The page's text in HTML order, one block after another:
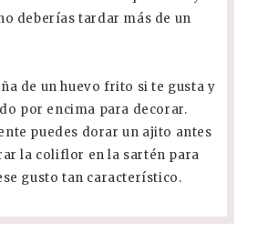
deberías tardar más de un
de un huevo frito si te gusta y
por encima para decorar.
puedes dorar un ajito antes
la coliflor en la sartén para
gusto tan característico.